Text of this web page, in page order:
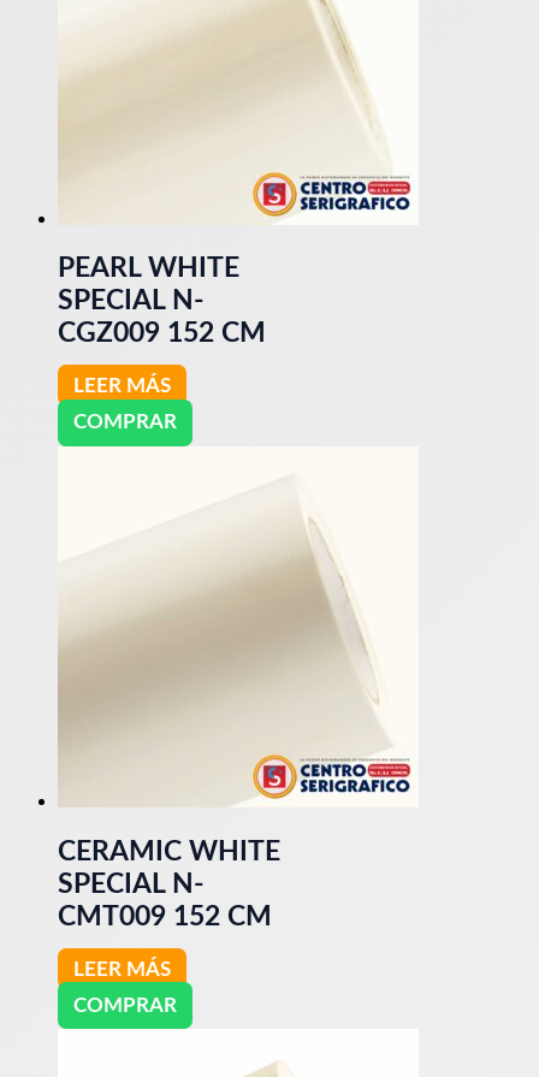
PEARL WHITE
SPECIAL N-
CGZ009 152 CM
LEER MÁS
COMPRAR
CERAMIC WHITE
SPECIAL N-
CMT009 152 CM
LEER MÁS
COMPRAR